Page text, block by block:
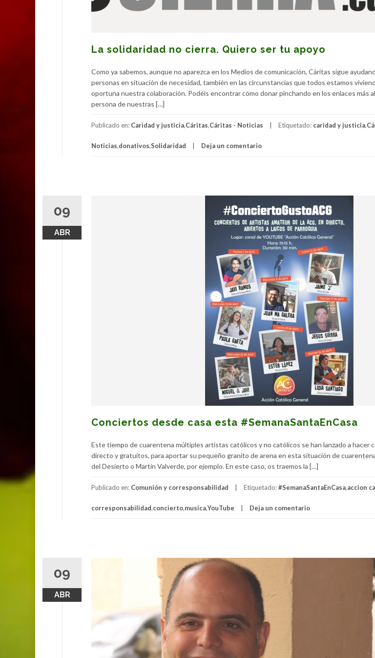
La solidaridad no cierra. Quiero ser tu apoyo
Como ya sabemos, aunque no aparezca en los Medios de comunicación, Cáritas sigue
personas en situación de necesidad, también en las circunstancias que todos estamos
oportuna nuestra colaboración. Podéis encontrar cómo donar pinchando en los enlaces más
persona de nuestras […]
Publicado en: Caridad y justicia,Cáritas,Cáritas - Noticias Etiquetado: caridad y justicia,
Noticias,donativos,Solidaridad Deja un comentario
09
ABR
Conciertos desde casa esta #SemanaSantaEnCasa
Este tiempo de cuarentena múltiples artistas católicos y no católicos se han lanzado a hacer
directo y gratuitos, para aportar su pequeño granito de arena en esta situación de cuarentena
del Desierto o Martín Valverde, por ejemplo. En este caso, os traemos la […]
Publicado en: Comunión y corresponsabilidad Etiquetado:#SemanaSantaEnCasa,accion
corresponsabilidad,concierto,musica,YouTube Deja un comentario
09
ABR